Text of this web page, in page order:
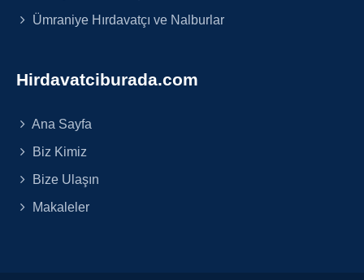
Ümraniye Hırdavatçı ve Nalburlar
Hirdavatciburada.com
Ana Sayfa
Biz Kimiz
Bize Ulaşın
Makaleler